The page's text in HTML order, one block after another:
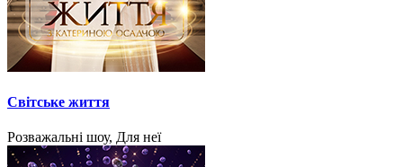
Світське життя
Розважальні шоу, Для неї